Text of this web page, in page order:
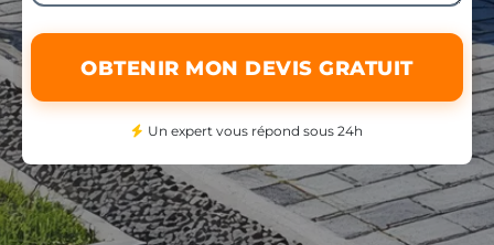
OBTENIR MON DEVIS GRATUIT
Un expert vous répond sous 24h